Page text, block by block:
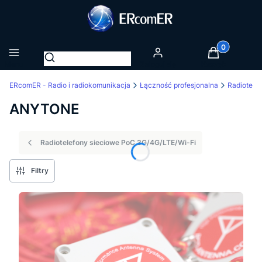
Otwórz wyszukiwarkę Produkty w
ERcomER - Radio i radiokomunikacja Łączność profesjonalna
ANYTONE
Radiotelefony sieciowe PoC 3G/4G/LTE/Wi-Fi
Filtry